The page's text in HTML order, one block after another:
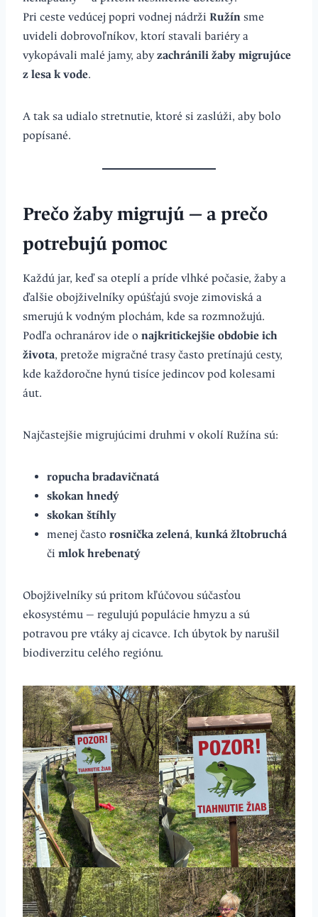
Pri ceste vedúcej popri vodnej nádrži Ružín sme
uvideli dobrovoľníkov, ktorí stavali bariéry a
vykopávali malé jamy, abyzachránili žaby migrujúce
z lesa k vode.
A tak sa udialo stretnutie, ktoré si zaslúži, aby bolo
popísané.
Prečo žaby migrujú — a prečo
potrebujú pomoc
Každú jar, keď sa oteplí a príde vlhké počasie, žaby a
ďalšie obojživelníky opúšťajú svoje zimoviská a
smerujú k vodným plochám, kde sa rozmnožujú.
Podľa ochranárov ide o najkritickejšie obdobie ich
života, pretože migračné trasy často pretínajú cesty,
kde každoročne hynú tisíce jedincov pod kolesami
áut.
Najčastejšie migrujúcimi druhmi v okolí Ružína sú:
ropucha bradavičnatá
skokan hnedý
skokan štíhly
menej často rosnička zelená, kunká žltobruchá
či mlok hrebenatý
Obojživelníky sú pritom kľúčovou súčasťou
ekosystému — regulujú populácie hmyzu a sú
potravou pre vtáky aj cicavce. Ich úbytok by narušil
biodiverzitu celého regiónu.